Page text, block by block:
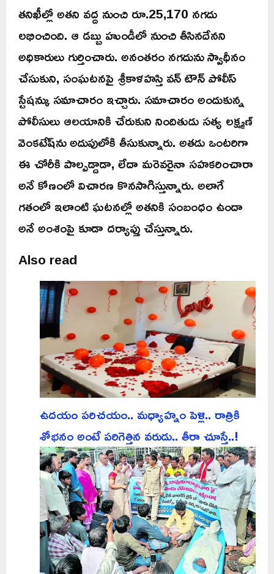
తనిఖీల్లో అతని వద్ద నుంచి రూ.25,170 నగదు
లభించింది. ఆ డబ్బు హుండీలో నుంచి తీసినదేనని
అధికారులు గుర్తించారు. అనంతరం నగదును స్వాధీనం
చేసుకుని, సంఘటనపై శ్రీకాళహస్తి వన్ టౌన్ పోలీస్
స్టేషన్కు సమాచారం ఇచ్చారు. సమాచారం అందుకున్న
పోలీసులు ఆలయానికి చేరుకుని నిందితుడు సత్య లక్ష్మణ్
వెంకటేష్‌ను అదుపులోకి తీసుకున్నారు. అతడు ఒంటరిగా
ఈ చోరీకి పాల్పడ్డాడా, లేదా మరెవరైనా సహకరించారా
అనే కోణంలో విచారణ కొనసాగిస్తున్నారు. అలాగే
గతంలో ఇలాంటి ఘటనల్లో అతనికి సంబంధం ఉందా
అనే అంశంపై కూడా దర్యాప్తు చేస్తున్నారు.
Also read
ఉదయం పరిచయం.. మధ్యాహ్నం పెళ్లి.. రాత్రికి
శోభనం అంటే పరిగెత్తిన వరుడు.. తీరా చూస్తే..!